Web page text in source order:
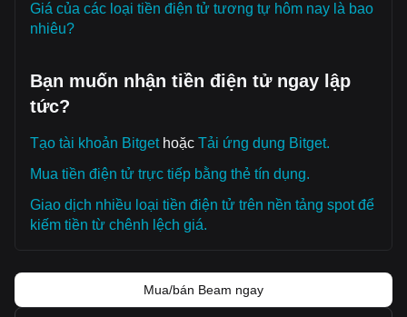
Giá của các loại tiền điện tử tương tự hôm nay là bao
nhiêu?
Bạn muốn nhận tiền điện tử ngay lập
tức?
Tạo tài khoản Bitgethoặc Tải ứng dụng Bitget.
Mua tiền điện tử trực tiếp bằng thẻ tín dụng.
Giao dịch nhiều loại tiền điện tử trên nền tảng spot để
kiếm tiền từ chênh lệch giá.
Mua/bán Beam ngay